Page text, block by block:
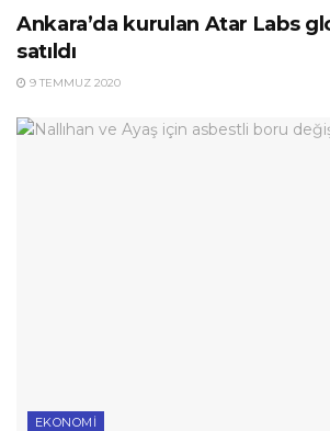
Ankara’da kurulan Atar Labs
satıldı
9 TEMMUZ 2020
EKONOMI